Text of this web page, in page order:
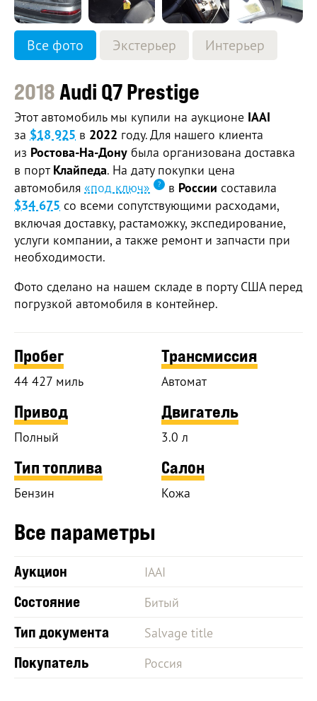
Все фото Экстерьер Интерьер
2018 Audi Q7 Prestige
Этот автомобиль мы купили на аукционе IAAI
за $18 925 в 2022 году. Для нашего клиента
из Ростова-На-Дону была организована доставка
в порт Клайпеда. На дату покупки цена
автомобиля «под ключ» в России составила
$34 675 со всеми сопутствующими расходами,
включая доставку, растаможку, экспедирование,
услуги компании, а также ремонт и запчасти при
необходимости.
Фото сделано на нашем складе в порту США перед
погрузкой автомобиля в контейнер.
Пробег
44 427 миль
Трансмиссия
Автомат
Привод
Полный
Двигатель
3.0 л
Тип топлива
Бензин
Салон
Кожа
Все параметры
Аукцион IAAI
Состояние Битый
Тип документа Salvage title
Покупатель Россия